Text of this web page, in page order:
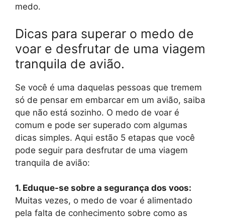
medo.
Dicas para superar o medo de
voar e desfrutar de uma viagem
tranquila de avião.
Se você é uma daquelas pessoas que tremem
só de pensar em embarcar em um avião, saiba
que não está sozinho. O medo de voar é
comum e pode ser superado com algumas
dicas simples. Aqui estão 5 etapas que você
pode seguir para desfrutar de uma viagem
tranquila de avião:
1. Eduque-se sobre a segurança dos voos:
Muitas vezes, o medo de voar é alimentado
pela falta de conhecimento sobre como as